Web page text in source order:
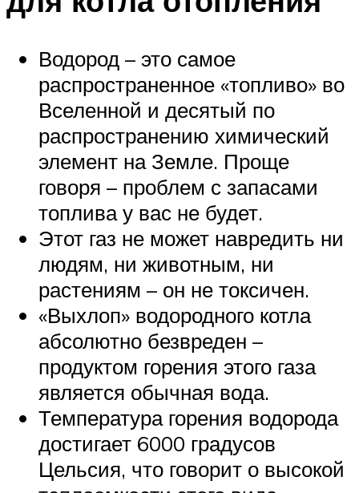
Водород – это самое
распространенное «топливо» во
Вселенной и десятый по
распространению химический
элемент на Земле. Проще
говоря – проблем с запасами
топлива у вас не будет.
Этот газ не может навредить ни
людям, ни животным, ни
растениям – он не токсичен.
«Выхлоп» водородного котла
абсолютно безвреден –
продуктом горения этого газа
является обычная вода.
Температура горения водорода
достигает 6000 градусов
Цельсия, что говорит о высокой